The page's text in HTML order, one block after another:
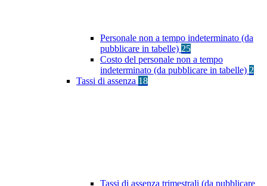
Personale non a tempo indeterminato (da
pubblicare in tabelle) 25
Costo del personale non a tempo
indeterminato (da pubblicare in tabelle) 2
Tassi di assenza 18
Tassi di assenza trimestrali (da pubblicare